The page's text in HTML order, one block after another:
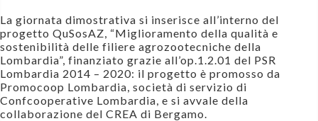
La giornata dimostrativa si inserisce all’interno del
progetto QuSosAZ, “Miglioramento della qualità e
sostenibilità delle filiere agrozootecniche della
Lombardia”, finanziato grazie all’op.1.2.01 del PSR
Lombardia 2014 – 2020: il progetto è promosso da
Promocoop Lombardia, società di servizio di
Confcooperative Lombardia, e si avvale della
collaborazione del CREA di Bergamo.